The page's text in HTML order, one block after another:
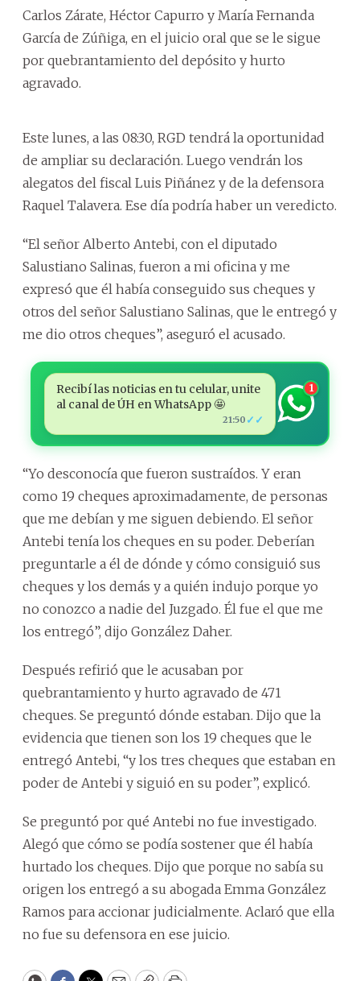
Carlos Zárate, Héctor Capurro y María Fernanda
García de Zúñiga, en el juicio oral que se le sigue
por quebrantamiento del depósito y hurto
agravado.
Este lunes, a las 08:30, RGD tendrá la oportunidad
de ampliar su declaración. Luego vendrán los
alegatos del fiscal Luis Piñánez y de la defensora
Raquel Talavera. Ese día podría haber un veredicto.
“El señor Alberto Antebi, con el diputado
Salustiano Salinas, fueron a mi oficina y me
expresó que él había conseguido sus cheques y
otros del señor Salustiano Salinas, que le entregó y
me dio otros cheques”, aseguró el acusado.
Recibí las noticias en tu celular, unite
al canal de ÚH en WhatsApp 🤩
21:50 ✓✓
1
“Yo desconocía que fueron sustraídos. Y eran
como 19 cheques aproximadamente, de personas
que me debían y me siguen debiendo. El señor
Antebi tenía los cheques en su poder. Deberían
preguntarle a él de dónde y cómo consiguió sus
cheques y los demás y a quién indujo porque yo
no conozco a nadie del Juzgado. Él fue el que me
los entregó”, dijo González Daher.
Después refirió que le acusaban por
quebrantamiento y hurto agravado de 471
cheques. Se preguntó dónde estaban. Dijo que la
evidencia que tienen son los 19 cheques que le
entregó Antebi, “y los tres cheques que estaban en
poder de Antebi y siguió en su poder”, explicó.
Se preguntó por qué Antebi no fue investigado.
Alegó que cómo se podía sostener que él había
hurtado los cheques. Dijo que porque no sabía su
origen los entregó a su abogada Emma González
Ramos para accionar judicialmente. Aclaró que ella
no fue su defensora en ese juicio.